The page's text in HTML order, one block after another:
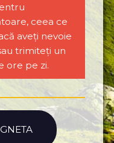
ceea ce
aveți nevoie
trimiteți un
ore pe zi.